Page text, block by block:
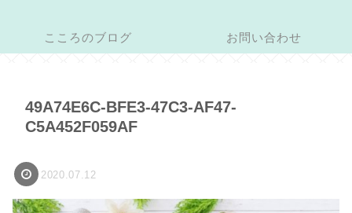
こころのブログ お問い合わせ
49A74E6C-BFE3-47C3-AF47-
C5A452F059AF
2020.07.12